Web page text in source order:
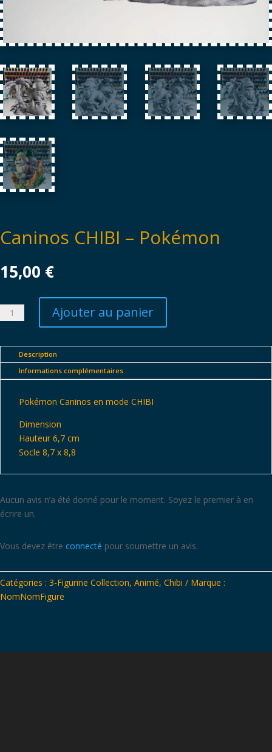
Caninos CHIBI – Pokémon
15,00 €
quantité
de
CHIBI
-
Pokémon
Ajouter au panier
Description
Informations complémentaires
Pokémon Caninos en mode CHIBI
Dimension
Hauteur 6,7 cm
Socle 8,7 x 8,8
Aucun avis n’a été donné pour le moment. Soyez le premier à en
écrire un.
Vous devez être connecté pour soumettre un avis.
Catégories : 3-Figurine Collection, Animé, Chibi
Marque :
NomNomFigure